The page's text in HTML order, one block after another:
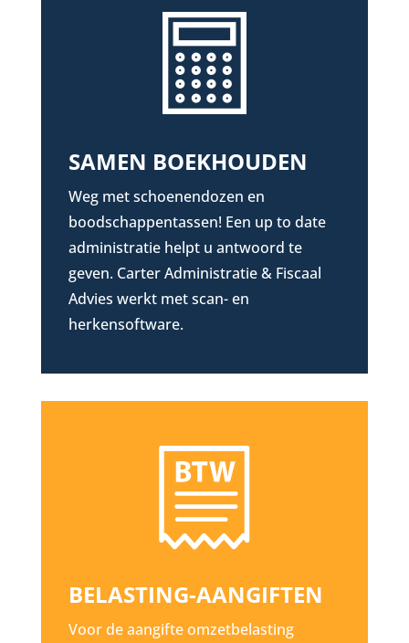
SAMEN BOEKHOUDEN
Weg met schoenendozen en
boodschappentassen! Een up to date
administratie helpt u antwoord te
geven. Carter Administratie & Fiscaal
Advies werkt met scan- en
herkensoftware.
BELASTING-AANGIFTEN
Voor de aangifte omzetbelasting